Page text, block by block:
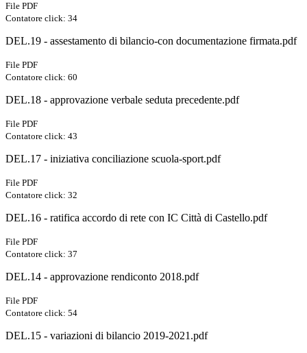
File PDF
Contatore click: 34
DEL.19 - assestamento di bilancio-con documentazione firmata.pdf
File PDF
Contatore click: 60
DEL.18 - approvazione verbale seduta precedente.pdf
File PDF
Contatore click: 43
DEL.17 - iniziativa conciliazione scuola-sport.pdf
File PDF
Contatore click: 32
DEL.16 - ratifica accordo di rete con IC Città di Castello.pdf
File PDF
Contatore click: 37
DEL.14 - approvazione rendiconto 2018.pdf
File PDF
Contatore click: 54
DEL.15 - variazioni di bilancio 2019-2021.pdf